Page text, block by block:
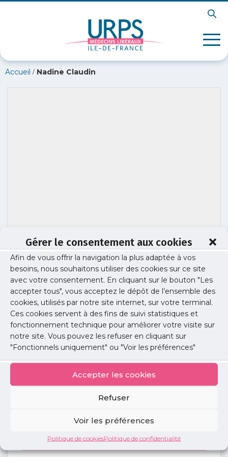
Gérer le consentement aux cookies
Afin de vous offrir la navigation la plus adaptée à vos
besoins, nous souhaitons utiliser des cookies sur ce site
avec votre consentement. En cliquant sur le bouton "Les
accepter tous", vous acceptez le dépôt de l’ensemble des
cookies, utilisés par notre site internet, sur votre terminal.
Ces cookies servent à des fins de suivi statistiques et
fonctionnement technique pour améliorer votre visite sur
notre site. Vous pouvez les refuser en cliquant sur
"Fonctionnels uniquement" ou "Voir les préférences"
Accepter les cookies
Refuser
Voir les préférences
Politique de cookiesPolitique de confidentialité
Accueil / Nadine Claudin
Nadine Claudin
Publié le :29 juin 2023
Partager cet article :
annonces
Voir toutes les annonces